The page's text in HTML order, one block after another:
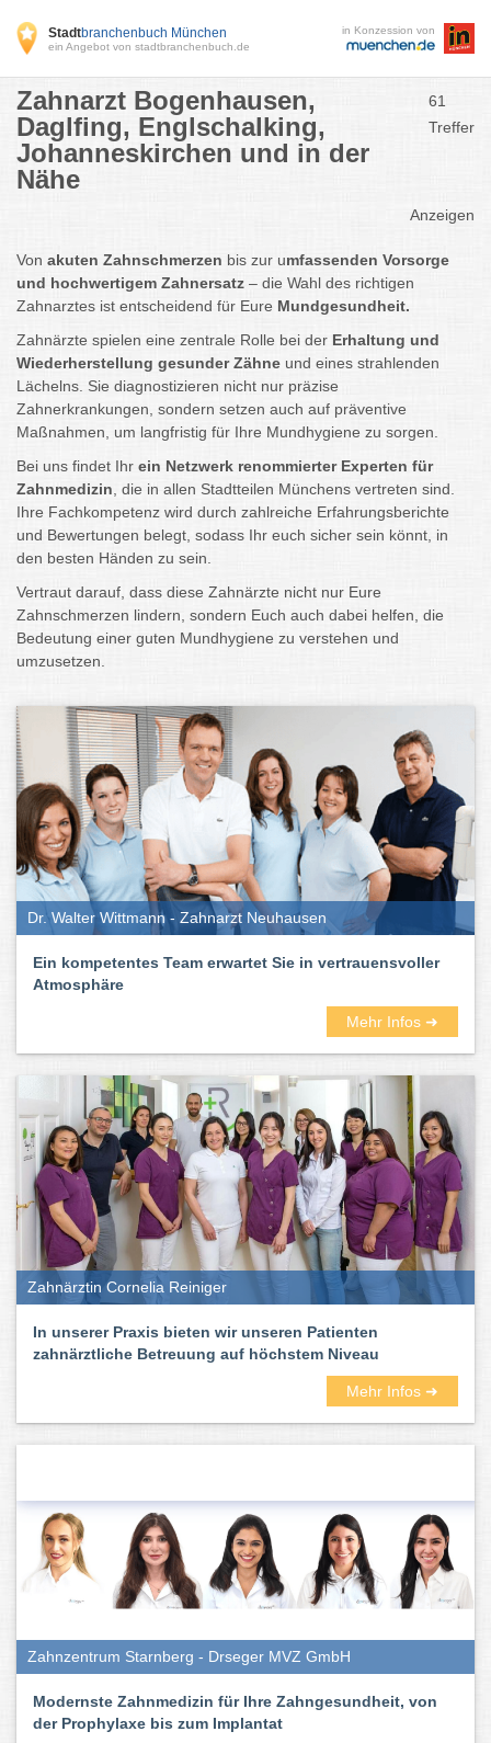
Stadtbranchenbuch München
ein Angebot von stadtbranchenbuch.de
in Konzession von
Zahnarzt Bogenhausen,
Daglfing, Englschalking,
Johanneskirchen und in der
Nähe
61
Treffer
Anzeigen
Von akuten Zahnschmerzen bis zur umfassenden Vorsorge
und hochwertigem Zahnersatz – die Wahl des richtigen
Zahnarztes ist entscheidend für Eure Mundgesundheit.
Zahnärzte spielen eine zentrale Rolle bei der Erhaltung und
Wiederherstellung gesunder Zähne und eines strahlenden
Lächelns. Sie diagnostizieren nicht nur präzise
Zahnerkrankungen, sondern setzen auch auf präventive
Maßnahmen, um langfristig für Ihre Mundhygiene zu sorgen.
Bei uns findet Ihr ein Netzwerk renommierter Experten für
Zahnmedizin , die in allen Stadtteilen Münchens vertreten sind.
Ihre Fachkompetenz wird durch zahlreiche Erfahrungsberichte
und Bewertungen belegt, sodass Ihr euch sicher sein könnt, in
den besten Händen zu sein.
Vertraut darauf, dass diese Zahnärzte nicht nur Eure
Zahnschmerzen lindern, sondern Euch auch dabei helfen, die
Bedeutung einer guten Mundhygiene zu verstehen und
umzusetzen.
Dr. Walter Wittmann - Zahnarzt Neuhausen
Ein kompetentes Team erwartet Sie in vertrauensvoller
Atmosphäre
Mehr Infos ➜
Zahnärztin Cornelia Reiniger
In unserer Praxis bieten wir unseren Patienten
zahnärztliche Betreuung auf höchstem Niveau
Mehr Infos ➜
Zahnzentrum Starnberg - Drseger MVZ GmbH
Modernste Zahnmedizin für Ihre Zahngesundheit, von
der Prophylaxe bis zum Implantat